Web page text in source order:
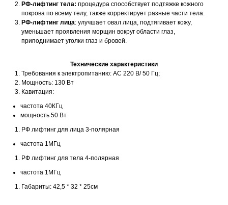
РФ-лифтинг тела: процедура способствует подтяжке кожного
покрова по всему телу, также корректирует разные части тела.
РФ-лифтинг лица: улучшает овал лица, подтягивает кожу,
уменьшает проявления морщин вокруг области глаз,
приподнимает уголки глаз и бровей.
Технические характеристики
Требования к электропитанию: АС 220 В/ 50 Гц;
Мощность: 130 Вт
Кавитация:
частота 40КГц
мощность 50 Вт
РФ лифтинг для лица 3-полярная
частота 1МГц
РФ лифтинг для тела 4-полярная
частота 1МГц
Габариты: 42,5 * 32 * 25см